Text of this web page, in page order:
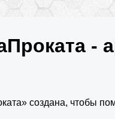
-
создана, чтобы